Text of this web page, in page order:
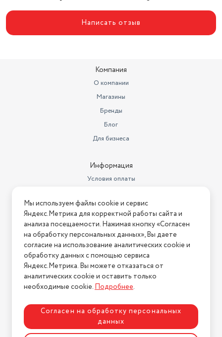
Написать отзыв
Компания
О компании
Магазины
Бренды
Блог
Для бизнеса
Информация
Условия оплаты
Условия возврата
Нашли ошибку на сайте? Напишите нам
2026 © Интернет-магазин "АстМаркет". У нас есть всё!
Политика конфиденциальности
Мы используем файлы cookie и сервис
Яндекс.Метрика для корректной работы сайта и
анализа посещаемости. Нажимая кнопку «Согласен
на обработку персональных данных», Вы даете
согласие на использование аналитических cookie и
обработку данных с помощью сервиса
Яндекс.Метрика. Вы можете отказаться от
аналитических cookie и оставить только
необходимые cookie.Подробнее.
Согласен на обработку персональных
данных